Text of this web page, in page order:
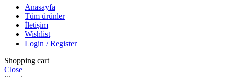
Anasayfa
Tüm ürünler
İletişim
Wishlist
Login / Register
Shopping cart
Close